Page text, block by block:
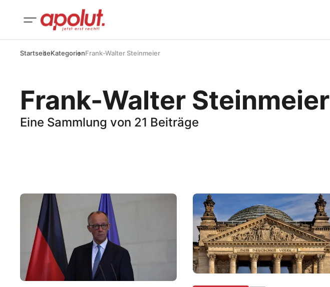
StartseiteKategorienFrank-Walter Steinmeier
Frank-Walter Steinmeier
Eine Sammlung von 21 Beiträge